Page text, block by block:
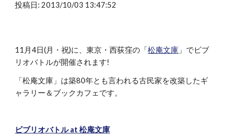
投稿日: 2013/10/03 13:47:52
11月4日(月・祝)に、東京・西荻窪の「松庵文庫 」でビブ
リオバトルが開催されます!
「松庵文庫」は築80年とも言われる古民家を改築したギ
ャラリー＆ブックカフェです。
ビブリオバトル at 松庵文庫